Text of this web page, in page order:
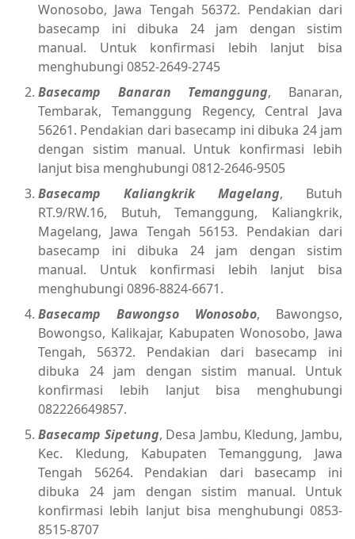
Wonosobo, Jawa Tengah 56372. Pendakian dari
basecamp ini dibuka 24 jam dengan sistim
manual. Untuk konfirmasi lebih lanjut bisa
menghubungi 0852-2649-2745
Basecamp Banaran Temanggung, Banaran,
Tembarak, Temanggung Regency, Central Java
56261. Pendakian dari basecamp ini dibuka 24 jam
dengan sistim manual. Untuk konfirmasi lebih
lanjut bisa menghubungi 0812-2646-9505
Basecamp Kaliangkrik Magelang, Butuh
RT.9/RW.16, Butuh, Temanggung, Kaliangkrik,
Magelang, Jawa Tengah 56153. Pendakian dari
basecamp ini dibuka 24 jam dengan sistim
manual. Untuk konfirmasi lebih lanjut bisa
menghubungi 0896-8824-6671.
Basecamp Bawongso Wonosobo, Bawongso,
Bowongso, Kalikajar, Kabupaten Wonosobo, Jawa
Tengah, 56372. Pendakian dari basecamp ini
dibuka 24 jam dengan sistim manual. Untuk
konfirmasi lebih lanjut bisa menghubungi
082226649857.
Basecamp Sipetung, Desa Jambu, Kledung, Jambu,
Kec. Kledung, Kabupaten Temanggung, Jawa
Tengah 56264. Pendakian dari basecamp ini
dibuka 24 jam dengan sistim manual. Untuk
konfirmasi lebih lanjut bisa menghubungi 0853-
8515-8707